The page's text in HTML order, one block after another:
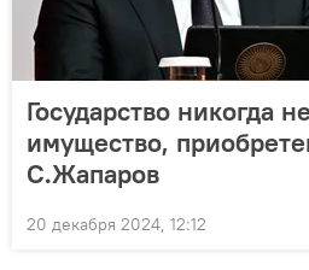
Государство никогда
имущество,
С.Жапаров
20 декабря 2024, 12:12